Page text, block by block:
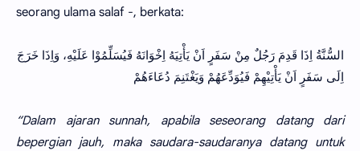
seorang ulama salaf -, berkata:
السُّنَّةُ اِذَا قَدِمَ رَجُلٌ مِنْ سَفَرٍ اَنْ يَأْتِيَهُ اِخْوَانَهُ فَيُسَلِّمُوْا عَلَيْهِ، وَاِذَا خَرَجَ
اِلَى سَفَرٍ اَنْ يَأْتِيْهِمْ فَيُوَدِّعَهُمْ وَيَغْتَنِمَ دُعَاءَهُمْ
“Dalam ajaran sunnah, apabila seseorang datang dari
bepergian jauh, maka saudara-saudaranya datang untuk